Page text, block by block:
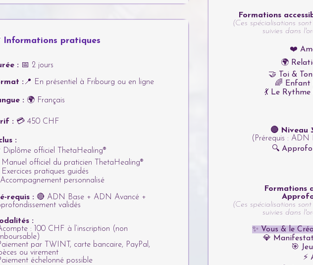
Formations
(Ces spécialisations
suivies dans
❤️
🌍
🤝 Toi &
🌈
💃 Le
🔴 Niveau
(Prérequis :
🔍
Formations
(Ces spécialisations
suivies dans
✨ Vous & le
💎
🎯
⚡
Informations pratiques
: 📅 2 jours
:📍 En présentiel à Fribourg ou en ligne
: 🌍 Français
: 💳 450 CHF
:
Diplôme officiel ThetaHealing®
officiel du praticien ThetaHealing®
pratiques guidés
personnalisé
requis : 🔴 ADN Base + ADN Avancé +
validés
:
: 100 CHF à l’inscription (non
par TWINT, carte bancaire, PayPal,
ou virement
échelonné possible